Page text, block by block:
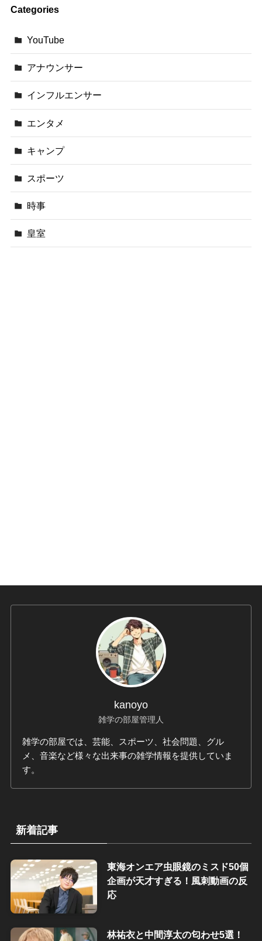
Categories
YouTube
アナウンサー
インフルエンサー
エンタメ
キャンプ
スポーツ
時事
皇室
kanoyo
雑学の部屋管理人
雑学の部屋では、芸能、スポーツ、社会問題、グル
メ、音楽など様々な出来事の雑学情報を提供していま
す。
新着記事
東海オンエア虫眼鏡のミスド50個
企画が天才すぎる！風刺動画の反
応
林祐衣と中間淳太の匂わせ5選！